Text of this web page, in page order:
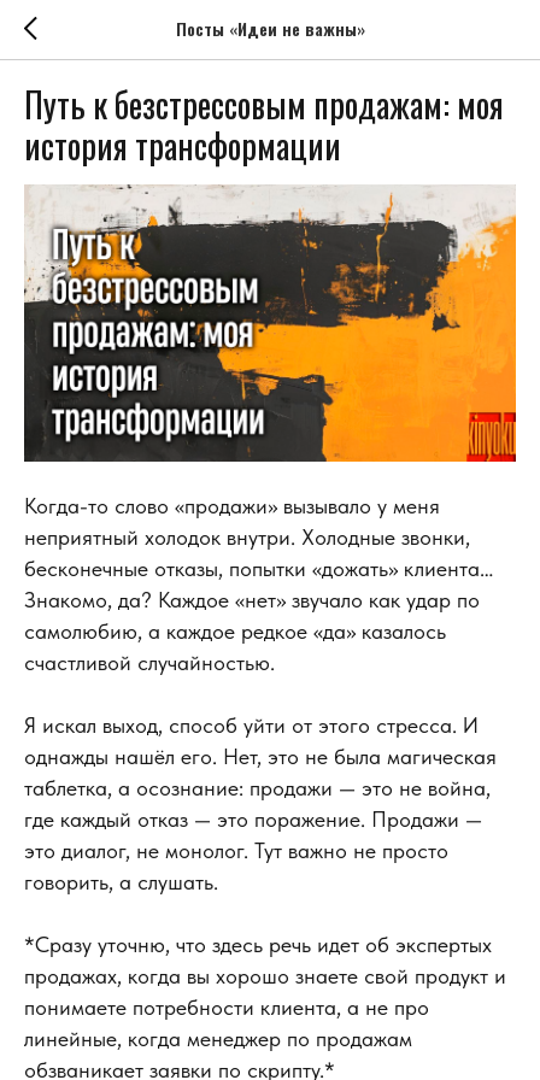
Посты «Идеи не важны»
Путь к безстрессовым продажам: моя
история трансформации
Когда-то слово «продажи» вызывало у меня
неприятный холодок внутри. Холодные звонки,
бесконечные отказы, попытки «дожать» клиента…
Знакомо, да? Каждое «нет» звучало как удар по
самолюбию, а каждое редкое «да» казалось
счастливой случайностью.
Я искал выход, способ уйти от этого стресса. И
однажды нашёл его. Нет, это не была магическая
таблетка, а осознание: продажи — это не война,
где каждый отказ — это поражение. Продажи —
это диалог, не монолог. Тут важно не просто
говорить, а слушать.
*Сразу уточню, что здесь речь идет об экспертых
продажах, когда вы хорошо знаете свой продукт и
понимаете потребности клиента, а не про
линейные, когда менеджер по продажам
обзваникает заявки по скрипту.*